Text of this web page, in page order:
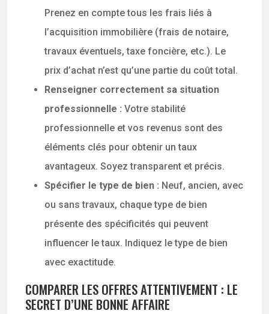
Prenez en compte tous les frais liés à
l’acquisition immobilière (frais de notaire,
travaux éventuels, taxe foncière, etc.). Le
prix d’achat n’est qu’une partie du coût total.
Renseigner correctement sa situation
professionnelle : Votre stabilité
professionnelle et vos revenus sont des
éléments clés pour obtenir un taux
avantageux. Soyez transparent et précis.
Spécifier le type de bien : Neuf, ancien, avec
ou sans travaux, chaque type de bien
présente des spécificités qui peuvent
influencer le taux. Indiquez le type de bien
avec exactitude.
COMPARER LES OFFRES ATTENTIVEMENT : LE
SECRET D’UNE BONNE AFFAIRE